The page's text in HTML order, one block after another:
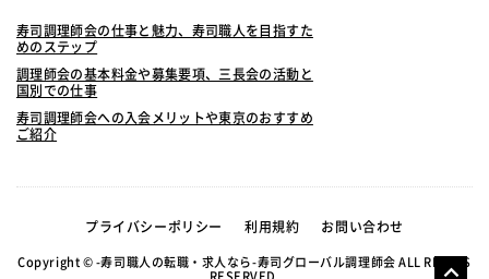
寿司調理師会の仕事と魅力、寿司職人を目指すた
めのステップ
調理師会の基本料金や募集要項、三長会の活動と
国別での仕事
寿司調理師会への入会メリットや東京のおすすめ
ご紹介
プライバシーポリシー 利用規約 お問い合わせ
Copyright © -寿司職人の転職・求人なら-寿司グローバル調理師会 ALL RIGHTS
RESERVED.